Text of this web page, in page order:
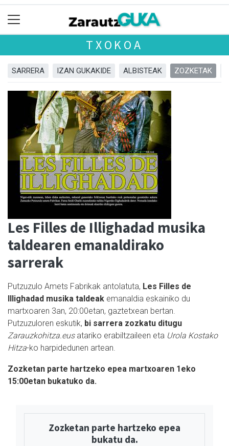
TXOKOA
SARRERA IZAN GUKAKIDE ALBISTEAK ZOZKETAK
Les Filles de Illighadad musika
taldearen emanaldirako
sarrerak
Putzuzulo Amets Fabrikak antolatuta, Les Filles de
Illighadad musika taldeak emanaldia eskainiko du
martxoaren 3an, 20:00etan, gaztetxean bertan.
Putzuzuloren eskutik, bi sarrera zozkatu ditugu
Zarauzkohitza.eusatariko erabiltzaileen eta Urola Kostako
Hitza-ko harpidedunen artean.
Zozketan parte hartzeko epea martxoaren 1eko
15:00etan bukatuko da.
Zozketan parte hartzeko epea
bukatu da.